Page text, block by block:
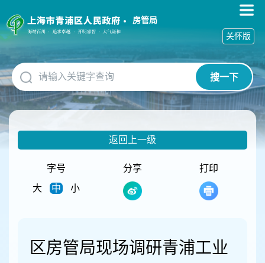
障
碍
作
说
明
跳
到
网
房管局
搜一下
关怀版
返回上一级
字号
大
中 小
分享 打印
区房管局现场调研青浦工业